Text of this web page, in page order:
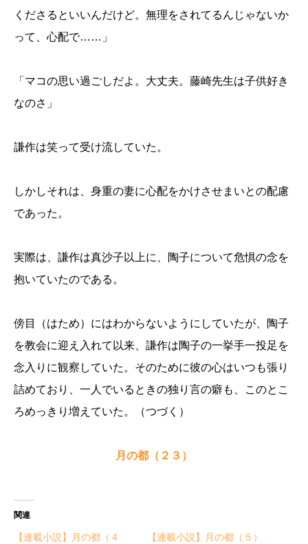
くださるといいんだけど。無理をされてるんじゃないか
って、心配で…… 」
「マコの思い過ごしだよ。大丈夫。藤崎先生は子供好き
なのさ」
謙作は笑って受け流していた。
しかしそれは、身重の妻に心配をかけさせまいとの配慮
であった。
実際は、謙作は真沙子以上に、陶子について危惧の念を
抱いていたのである。
傍目（はため）にはわからないようにしていたが、陶子
を教会に迎え入れて以来、謙作は陶子の一挙手一投足を
念入りに観察していた。そのために彼の心はいつも張り
詰めており、一人でいるときの独り言の癖も、このとこ
ろめっきり増えていた。（つづく）
月の都（２３）
関連
【連載小説】月の都（４
【連載小説】月の都（５）